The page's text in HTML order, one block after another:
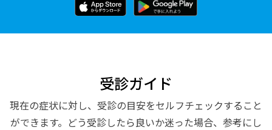
受診ガイド
現在の症状に対し、受診の目安をセルフチェックすること
ができます。どう受診したら良いか迷った場合、参考にし